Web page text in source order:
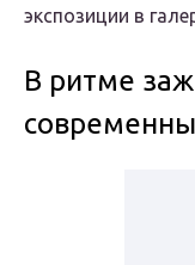
экспозиции в
В ритме